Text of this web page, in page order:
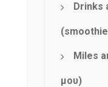
Drinks
Miles
μου)